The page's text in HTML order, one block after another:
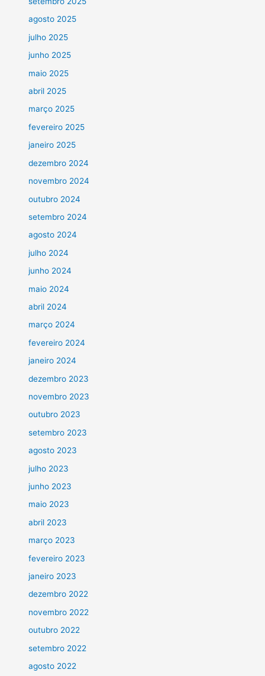
agosto 2025
julho 2025
junho 2025
maio 2025
abril 2025
março 2025
fevereiro 2025
janeiro 2025
dezembro 2024
novembro 2024
outubro 2024
setembro 2024
agosto 2024
julho 2024
junho 2024
maio 2024
abril 2024
março 2024
fevereiro 2024
janeiro 2024
dezembro 2023
novembro 2023
outubro 2023
setembro 2023
agosto 2023
julho 2023
junho 2023
maio 2023
abril 2023
março 2023
fevereiro 2023
janeiro 2023
dezembro 2022
novembro 2022
outubro 2022
setembro 2022
agosto 2022